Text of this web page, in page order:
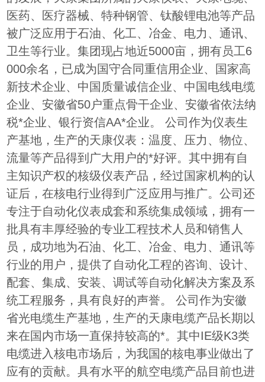
医药、医疗器械、特种钢管、钛酸锂电池等产品
被广泛应用于石油、化工、冶金、电力、通讯、
卫生等行业。集团现占地近5000亩，拥有员工6
000余名，已成为国守合同重信用企业、国家高
新技术企业、中国质量诚信企业、中国电线电缆
企业、安徽省50户重点骨干企业、安徽省依法纳
税*企业、银行资信AA*企业。 公司作为仪表生
产基地，生产的天康仪表：温度、压力、物位、
流量等产品得到广大用户的*好评。其中拥有自
主知识产权的核级仪表产品，经过国家机构的认
证后，在核电行业得到广泛应用与推广。公司还
专注于自动化仪表成套和系统集成领域，拥有一
批具有丰厚经验的专业工程技术人员和销售人
员，成功地为石油、化工、冶金、电力、通讯等
行业的用户，提供了自动化工程的咨询、设计、
配套、集成、安装、调试等自动化解决方案及系
统工程服务，具有良好的声誉。 公司作为安徽
省光电缆生产基地，生产的天康电缆产品长期以
来在国内市场一直保持较高的*。其中IE级K3类
电缆进入核电市场后，为我国的核电事业做出了
应有的贡献。具有水平的航空电缆产品目前也进